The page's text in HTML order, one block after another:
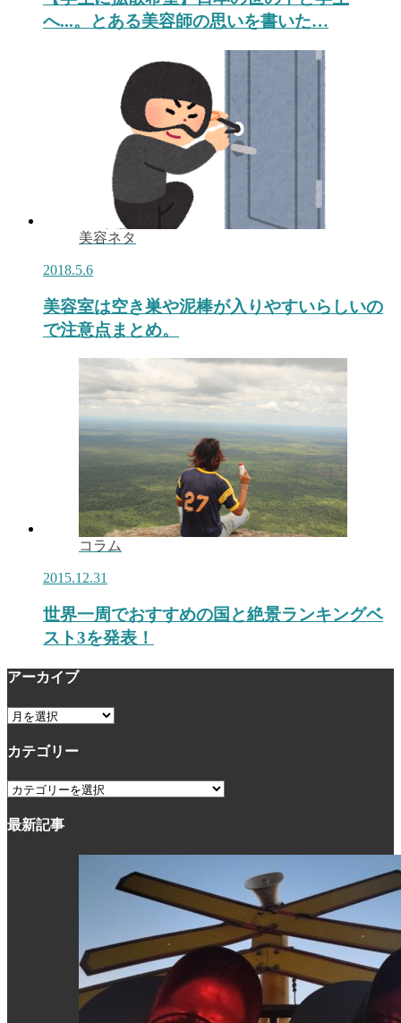
へ...。とある美容師の思いを書いた…
美容ネタ
2018.5.6
美容室は空き巣や泥棒が入りやすいらしいの
で注意点まとめ。
コラム
2015.12.31
世界一周でおすすめの国と絶景ランキングベ
スト3を発表！
アーカイブ
ア
カ
ブ
カテゴリー
カ
ゴ
最新記事